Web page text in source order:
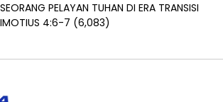
PELAYAN TUHAN DI ERA TRANSISI
4:6-7 (6,083)